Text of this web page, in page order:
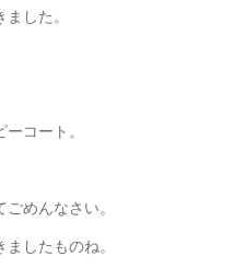
した。
コート。
めんなさい。
したものね。